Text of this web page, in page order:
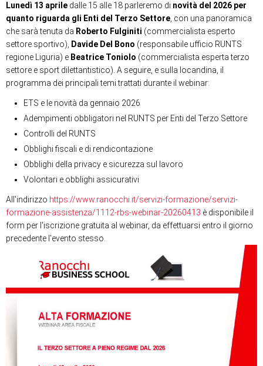
Lunedì 13 aprile dalle 15 alle 18 parleremo di novità del 2026 per
quanto riguarda gli Enti del Terzo Settore , con una panoramica
che sarà tenuta da Roberto Fulginiti (commercialista esperto
settore sportivo),
Davide Del Bono (responsabile ufficio RUNTS
regione Liguria) e Beatrice Toniolo (commercialista esperta terzo
settore e sport dilettantistico). A seguire, e sulla locandina, il
programma dei principali temi trattati durante il webinar:
ETS e le novità da gennaio 2026
Adempimenti obbligatori nel RUNTS per Enti del Terzo Settore
Controlli del RUNTS
Obblighi fiscali e di rendicontazione
Obblighi della privacy e sicurezza sul lavoro
Volontari e obblighi assicurativi
All'indirizzo https://www.ranocchi.it/servizi-formazione/servizi-
formazione-assistenza/1112-rbs-webinar-20260413 è disponibile il
form per l'iscrizione gratuita al webinar, da effettuarsi entro il giorno
precedente l'evento stesso.